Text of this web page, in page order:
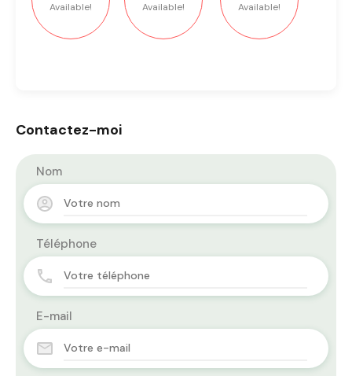
Available!
Available!
Available!
Contactez-moi
Nom
Téléphone
E-mail